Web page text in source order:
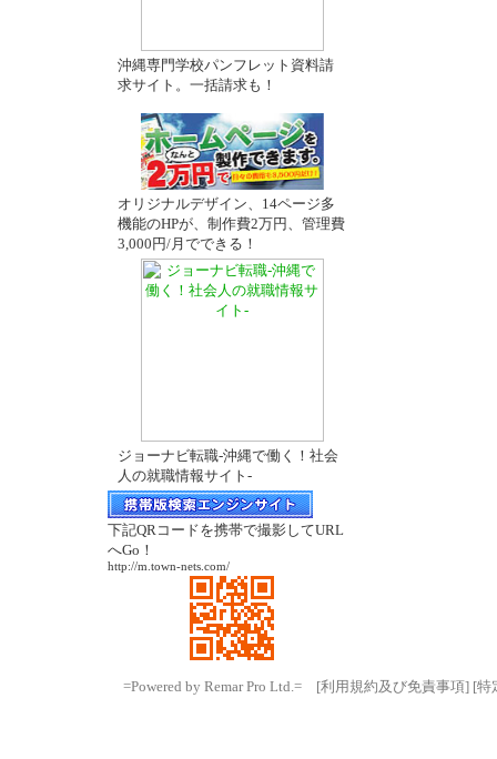
沖縄専門学校パンフレット資料請
求サイト。一括請求も！
オリジナルデザイン、14ページ多
機能のHPが、制作費2万円、管理費
3,000円/月でできる！
ジョーナビ転職-沖縄で働く！社会
人の就職情報サイト-
下記QRコードを携帯で撮影してURL
へGo！
http://m.town-nets.com/
=Powered by Remar Pro Ltd.= [利用規約及び免責事項] [特